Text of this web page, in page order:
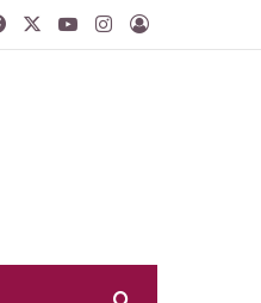
FacebookYouTubeInstagram
Log In